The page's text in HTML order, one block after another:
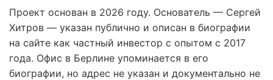
Проект основан в 2026 году. Основатель — Сергей
Хитров — указан публично и описан в биографии
на сайте как частный инвестор с опытом с 2017
года. Офис в Берлине упоминается в его
биографии, но адрес не указан и документально не